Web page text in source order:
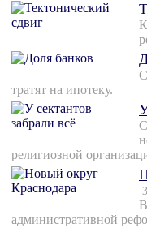
тратят на ипотеку.
религиозной
административной